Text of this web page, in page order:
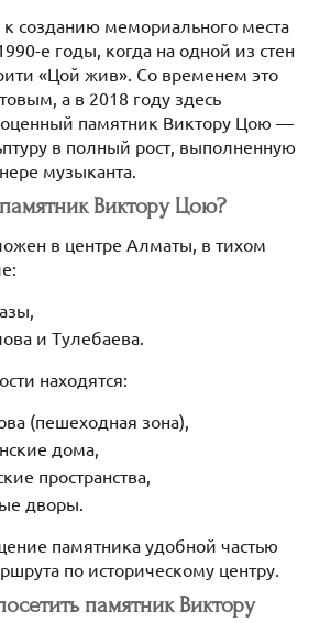
созданию мемориального места
е годы, когда на одной из стен
«Цой жив». Со временем это
а в 2018 году здесь
памятник Виктору Цою —
в полный рост, выполненную
музыканта.
Виктору Цою?
в центре Алматы, в тихом
и Тулебаева.
находятся:
(пешеходная зона),
дома,
пространства,
дворы.
памятника удобной частью
по историческому центру.
памятник Виктору